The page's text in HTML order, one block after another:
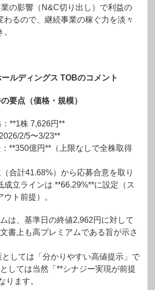
の影響（N&C切り出し）で利益の
わるので、継続事業の稼ぐ力を淡々
ルディングス TOBのコメント
要点（価格・規模）
**1株 7,626円**
2/5〜3/23**
**350億円**（上限なしで全株取得
合計41.68%）から応募合意を取り
成立ラインは **66.29%**に設定（ス
ウト前提）。
は、基準日の終値2,962円に対して
書上も高プレミアムである旨が示さ
しては「分かりやすい高値提示」で
しては当然「**シナジー実現が前提
ります。